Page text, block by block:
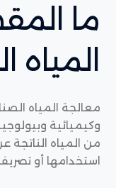
ما
المياه
معالجة المياه
وكيميائية
من المياه الناتجة
استخدامها أو